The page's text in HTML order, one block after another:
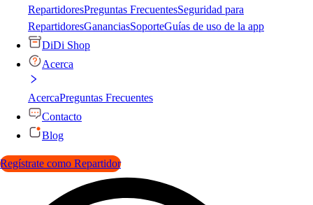
RepartidoresPreguntas FrecuentesSeguridad para
RepartidoresGananciasSoporteGuías de uso de la app
DiDi Shop
Acerca
AcercaPreguntas Frecuentes
Contacto
Blog
Regístrate como Repartidor